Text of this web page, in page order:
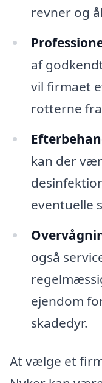
revner og
af
vil firmaet
rotterne
kan der
eventuelle
også
ejendom
skadedyr.
At vælge et